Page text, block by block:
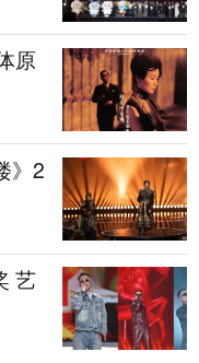
原
》2
艺